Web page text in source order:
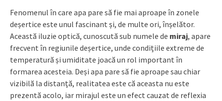
Fenomenul în care apa pare să fie mai aproape în zonele
deșertice este unul fascinant și, de multe ori, înșelător.
Această iluzie optică, cunoscută sub numele de miraj, apare
frecvent în regiunile deșertice, unde condițiile extreme de
temperatură și umiditate joacă un rol important în
formarea acesteia. Deși apa pare să fie aproape sau chiar
vizibilă la distanță, realitatea este că aceasta nu este
prezentă acolo, iar mirajul este un efect cauzat de reflexia